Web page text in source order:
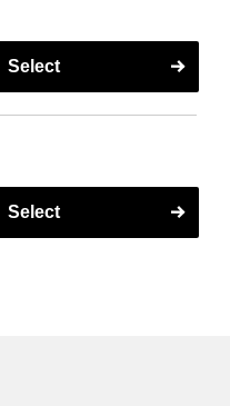
Select
Select